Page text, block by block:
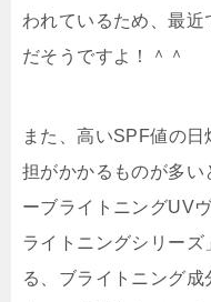
われているため、最
だそうですよ！＾＾
また、高いSPF値の
担がかかるものが多い
ーブライトニングUV
ライトニングシリー
る、ブライトニング